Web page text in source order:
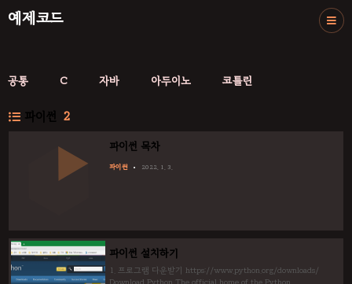
예제코드
공통 C 자바 아두이노 코틀린
파이썬 2
파이썬 목차
파이썬 2022. 1. 3.
파이썬 설치하기
1. 프로그램 다운받기 https://www.python.org/downloads/
Download Python The official home of the Python